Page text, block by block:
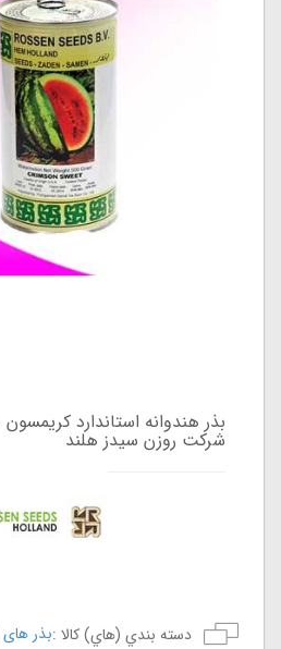
شرکت روزن سیدز هلند
دسته بندي (هاي) کالا :بذر